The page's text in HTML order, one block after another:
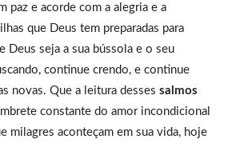
paz e acorde com a alegria e a
que Deus tem preparadas para
Deus seja a sua bússola e o seu
continue crendo, e continue
novas. Que a leitura desses salmos
constante do amor incondicional
milagres aconteçam em sua vida, hoje